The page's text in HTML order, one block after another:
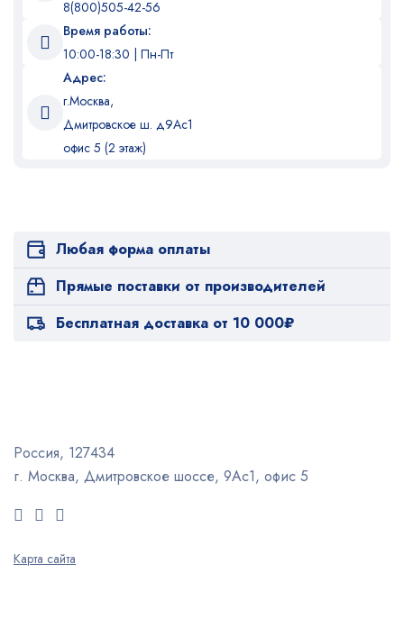
8(800)505-42-56
Время работы:
10:00-18:30 | Пн-Пт
Адрес:
г.Москва,
Дмитровское ш. д9Ас1
офис 5 (2 этаж)
Любая форма оплаты
Прямые поставки от производителей
Бесплатная доставка от 10 000₽
Россия, 127434
г. Москва, Дмитровское шоссе, 9Ас1, офис 5
Карта сайта